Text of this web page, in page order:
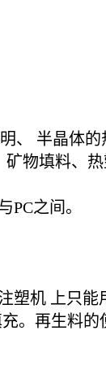
、 半晶体
物填料、热
PC之间。
塑机 上只
。再生料